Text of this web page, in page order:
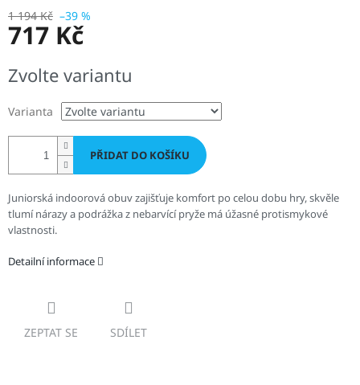
1 194 Kč –39 %
717 Kč
cena:
Zvolte variantu
Varianta
PŘIDAT DO KOŠÍKU
Juniorská indoorová obuv zajišťuje komfort po celou dobu hry, skvěle
tlumí nárazy a podrážka z nebarvící pryže má úžasné protismykové
vlastnosti.
Detailní informace
ZEPTAT SE SDÍLET